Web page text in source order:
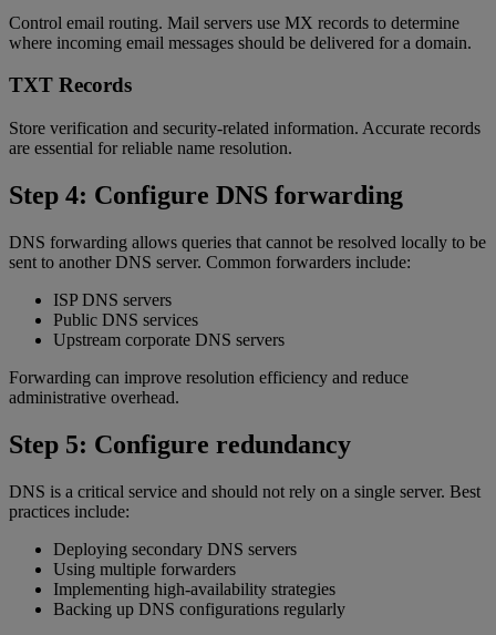
Control email routing. Mail servers use MX records to determine
where incoming email messages should be delivered for a domain.
TXT Records
Store verification and security-related information. Accurate records
are essential for reliable name resolution.
Step 4: Configure DNS forwarding
DNS forwarding allows queries that cannot be resolved locally to be
sent to another DNS server. Common forwarders include:
ISP DNS servers
Public DNS services
Upstream corporate DNS servers
Forwarding can improve resolution efficiency and reduce
administrative overhead.
Step 5: Configure redundancy
DNS is a critical service and should not rely on a single server. Best
practices include:
Deploying secondary DNS servers
Using multiple forwarders
Implementing high-availability strategies
Backing up DNS configurations regularly